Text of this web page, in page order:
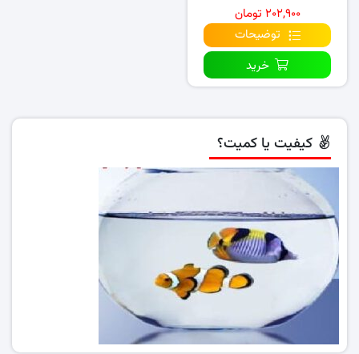
۲۰۲,۹۰۰ تومان
توضیحات
خرید
کیفیت یا کمیت؟